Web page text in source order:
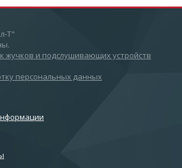
Т"
жучков и подслушивающих устройств
персональных данных